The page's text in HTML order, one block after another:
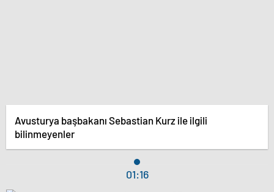
Avusturya başbakanı Sebastian Kurz ile ilgili
bilinmeyenler
01:16